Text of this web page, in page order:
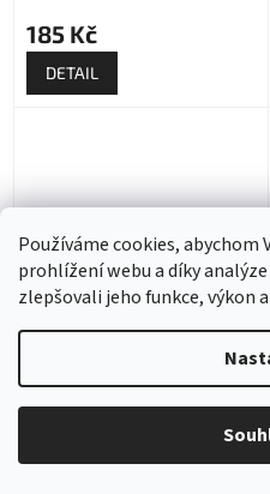
Používáme cookies,
prohlížení webu a díky
zlepšovali jeho funkce, výkon
185 Kč
DETAIL
Sportovní řemínek na
fialový
Skladem
209 Kč